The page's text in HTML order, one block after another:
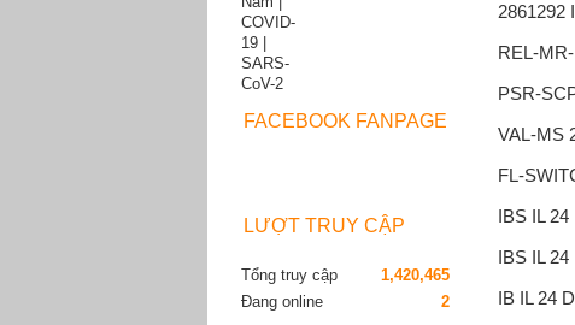
2861292
REL-
PSR-
VAL-MS
FL-
IBS IL
IBS IL
IB IL 24
FACEBOOK FANPAGE
LƯỢT TRUY CẬP
Tổng truy cập
1,420,465
Đang online
2